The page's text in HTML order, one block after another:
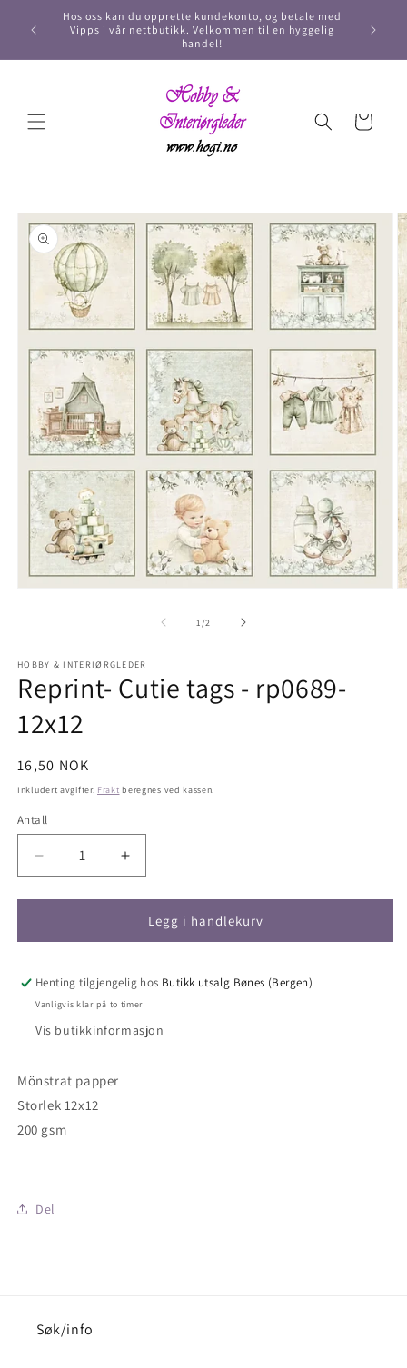
Hos oss kan du opprette kundekonto, og betale med
Vipps i vår nettbutikk. Velkommen til en hyggelig
handel!
Handlekurv
1 /av2
HOBBY & INTERIØRGLEDER
Reprint- Cutie tags - rp0689-
12x12
Vanlig
pris
16,50 NOK
Inkludert avgifter. Frakt beregnes ved kassen.
Antall
Antall
antallet
for
Cutie
-
rp0689-
12x12
Øk
antallet
for
Reprint-
Cutie
-
rp0689-
Legg i handlekurv
Henting tilgjengelig hos Butikk utsalg Bønes (Bergen)
Vanligvis klar på to timer
Vis butikkinformasjon
Mönstrat papper
Storlek 12x12
200 gsm
Del
Søk/info